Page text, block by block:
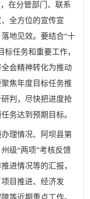
在分管部门、联系
全方位的宣传宣
地见效。要结合“十
标任务和重要工作，
会精神转化为推动
焦年度目标任务推
判，尽快把进度抢
务达到预期目标。
理情况、阿坝县第
级“两项”考核反馈
进情况等的汇报，
目推进、经济发
等近期重点工作。